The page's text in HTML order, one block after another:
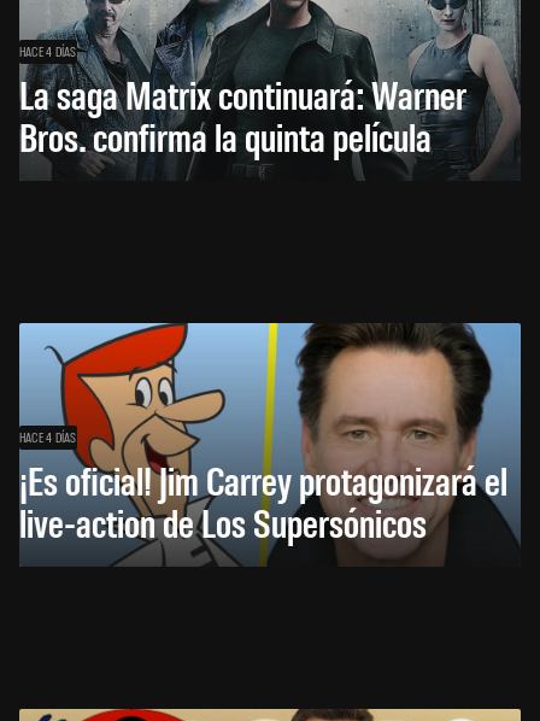
HACE 4 DÍAS
La saga Matrix continuará: Warner
Bros. confirma la quinta película
HACE 4 DÍAS
¡Es oficial! Jim Carrey protagonizará el
live-action de Los Supersónicos